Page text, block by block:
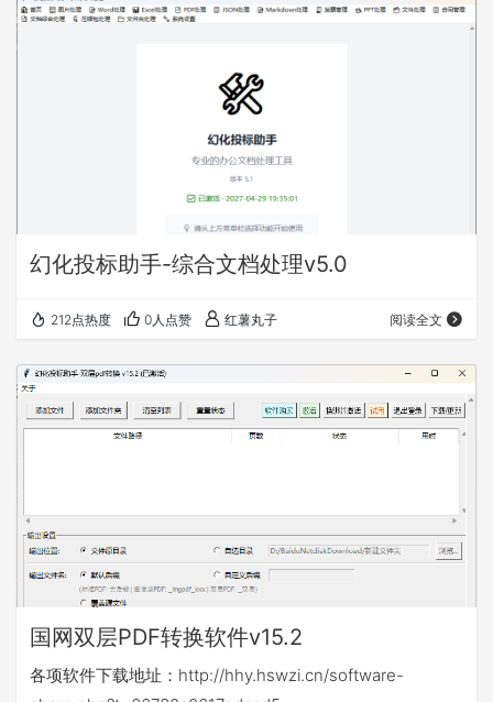
0.8.11，所以是会慢慢完善的，需要使用的必须备份好自己
幻化投标助手-综合文档处理v5.0
212点热度 0人点赞 红薯丸子 阅读全文
国网双层PDF转换软件v15.2
各项软件下载地址：http://hhy.hswzi.cn/software-